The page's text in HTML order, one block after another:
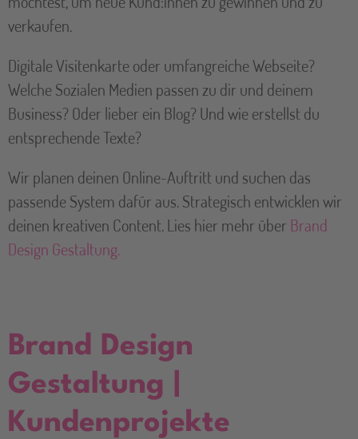
verkaufen.
Digitale Visitenkarte oder umfangreiche Webseite?
Welche Sozialen Medien passen zu dir und deinem
Business? Oder lieber ein Blog? Und wie erstellst du
entsprechende Texte?
Wir planen deinen Online-Auftritt und suchen das
passende System dafür aus. Strategisch entwicklen wir
deinen kreativen Content. Lies hier mehr über Brand
Design Gestaltung.
Brand Design
Gestaltung |
Kundenprojekte